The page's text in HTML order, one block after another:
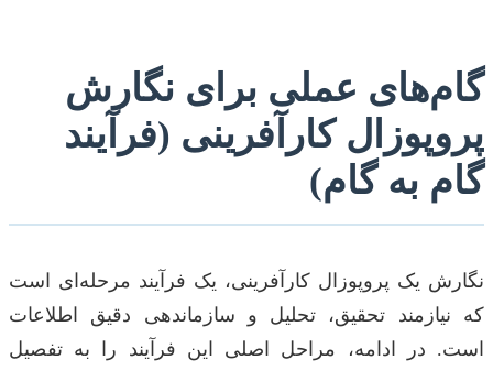
گام‌های عملی برای نگارش
پروپوزال کارآفرینی (فرآیند
گام به گام)
نگارش یک پروپوزال کارآفرینی، یک فرآیند مرحله‌ای است
که نیازمند تحقیق، تحلیل و سازماندهی دقیق اطلاعات
است. در ادامه، مراحل اصلی این فرآیند را به تفصیل